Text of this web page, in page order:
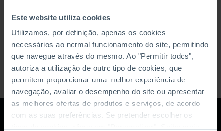
Este website utiliza cookies
Utilizamos, por definição, apenas os cookies
necessários ao normal funcionamento do site, permitindo
que navegue através do mesmo. Ao "Permitir todos",
autoriza a utilização de outro tipo de cookies, que
permitem proporcionar uma melhor experiência de
navegação, avaliar o desempenho do site ou apresentar
as melhores ofertas de produtos e serviços, de acordo
com as suas preferências. Se pretender escolher os